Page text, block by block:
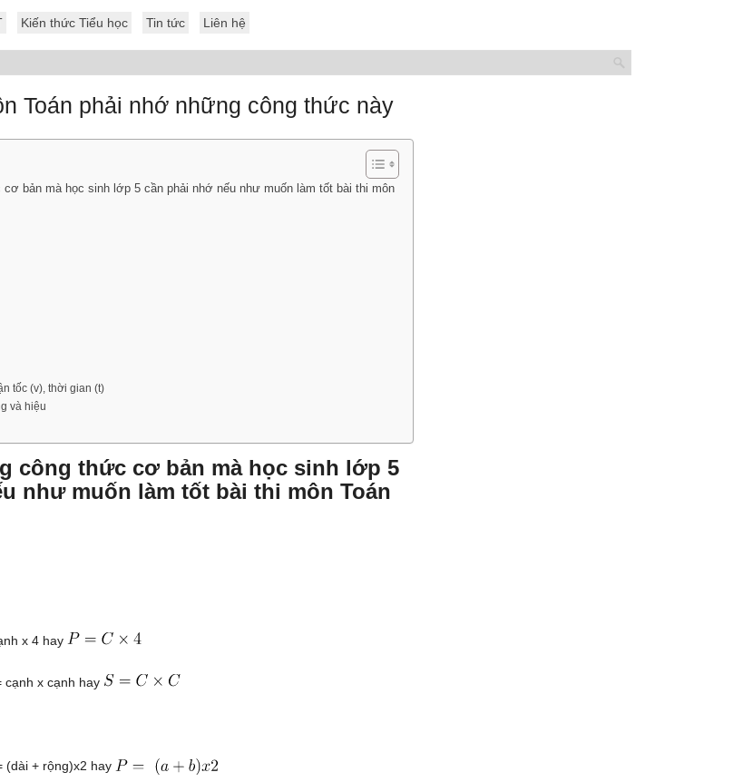
Kiến thức Tiểu học Tin tức Liên hệ
Toán phải nhớ những công thức này
cơ bản mà học sinh lớp 5 cần phải nhớ nếu như muốn làm tốt bài thi môn
tốc (v), thời gian (t)
và hiệu
công thức cơ bản mà học sinh lớp 5
như muốn làm tốt bài thi môn Toán
x 4 hay
cạnh x cạnh hay
(dài + rộng)x2 hay